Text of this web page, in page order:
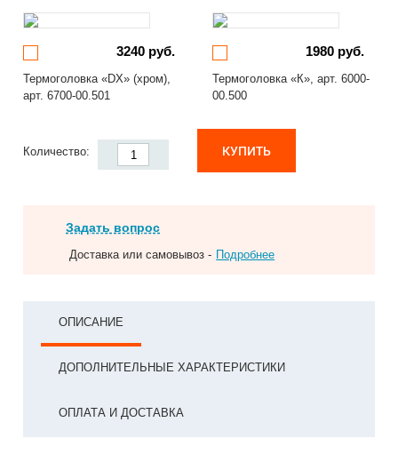
3240 руб.
Термоголовка «DX» (хром),
арт. 6700-00.501
1980 руб.
Термоголовка «К», арт. 6000-
00.500
Количество: КУПИТЬ
Задать вопрос
Доставка или самовывоз - Подробнее
ОПИСАНИЕ
ДОПОЛНИТЕЛЬНЫЕ ХАРАКТЕРИСТИКИ
ОПЛАТА И ДОСТАВКА